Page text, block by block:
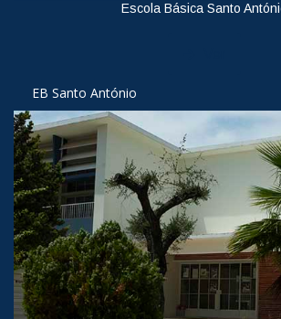
Escola Básica Santo
EB Santo António